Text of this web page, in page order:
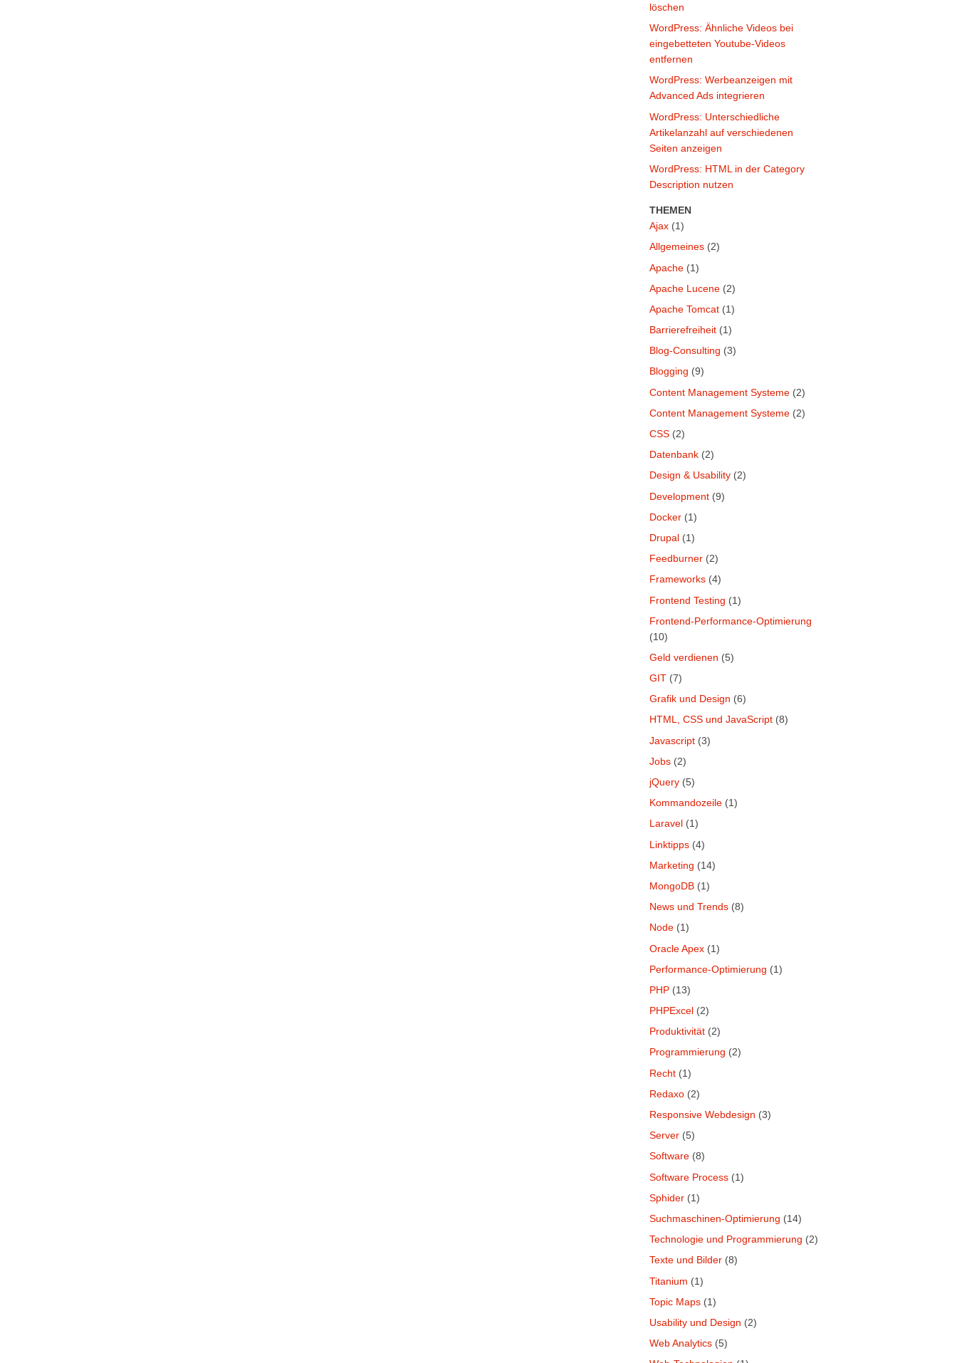
löschen
WordPress: Ähnliche Videos bei
eingebetteten Youtube-Videos
entfernen
WordPress: Werbeanzeigen mit
Advanced Ads integrieren
WordPress: Unterschiedliche
Artikelanzahl auf verschiedenen
Seiten anzeigen
WordPress: HTML in der Category
Description nutzen
THEMEN
Ajax (1)
Allgemeines (2)
Apache (1)
Apache Lucene (2)
Apache Tomcat (1)
Barrierefreiheit (1)
Blog-Consulting (3)
Blogging (9)
Content Management Systeme (2)
Content Management Systeme (2)
CSS (2)
Datenbank (2)
Design & Usability (2)
Development (9)
Docker (1)
Drupal (1)
Feedburner (2)
Frameworks (4)
Frontend Testing (1)
Frontend-Performance-Optimierung
(10)
Geld verdienen (5)
GIT (7)
Grafik und Design (6)
HTML, CSS und JavaScript (8)
Javascript (3)
Jobs (2)
jQuery (5)
Kommandozeile (1)
Laravel (1)
Linktipps (4)
Marketing (14)
MongoDB (1)
News und Trends (8)
Node (1)
Oracle Apex (1)
Performance-Optimierung (1)
PHP (13)
PHPExcel (2)
Produktivität (2)
Programmierung (2)
Recht (1)
Redaxo (2)
Responsive Webdesign (3)
Server (5)
Software (8)
Software Process (1)
Sphider (1)
Suchmaschinen-Optimierung (14)
Technologie und Programmierung (2)
Texte und Bilder (8)
Titanium (1)
Topic Maps (1)
Usability und Design (2)
Web Analytics (5)